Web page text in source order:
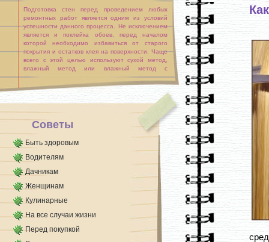
Подготовка стен перед проведением любых
ремонтных работ является одним из условий
успешности данного процесса. Не исключением
является и поклейка обоев, перед началом
которой необходимо избавиться от старого
покрытия и остатков клея на поверхности. Чаще
всего с этой целью используют сухой метод,
влажный метод или влажный метод с
отпариванием.
Удаление обоев с помощью сухого метода
Советы
Быть здоровым
Водителям
Дачникам
Женщинам
Кулинарные
На все случаи жизни
Перед покупкой